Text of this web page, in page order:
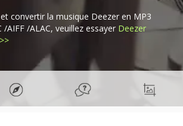
convertir la musique Deezer en MP3
/AIFF /ALAC, veuillez essayer Deezer